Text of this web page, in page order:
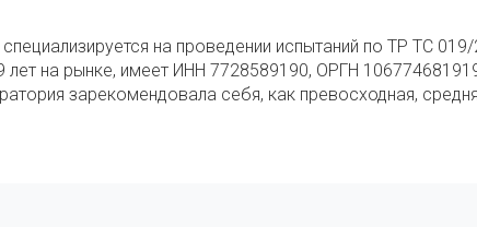
на проведении испытаний по ТР ТС
на рынке, имеет ИНН 7728589190, ОРГН
зарекомендовала себя, как превосходная,